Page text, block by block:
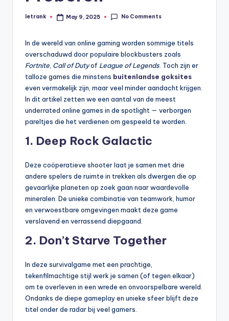
Posted
letrank May 9, 2025 No Comments
In de wereld van online gaming worden sommige titels
overschaduwd door populaire blockbusters zoals
Fortnite Call of Dutyof League of Legends . Toch zijn er
talloze games die minstens buitenlandse goksites
even vermakelijk zijn, maar veel minder aandacht krijgen.
In dit artikel zetten we een aantal van de meest
underrated online games in de spotlight — verborgen
pareltjes die het verdienen om gespeeld te worden.
1. Deep Rock Galactic
Deze coöperatieve shooter laat je samen met drie
andere spelers de ruimte in trekken als dwergen die op
gevaarlijke planeten op zoek gaan naar waardevolle
mineralen. De unieke combinatie van teamwork, humor
en verwoestbare omgevingen maakt deze game
verslavend en verrassend diepgaand.
2. Don’t Starve Together
In deze survivalgame met een prachtige,
tekenfilmachtige stijl werk je samen (of tegen elkaar)
om te overleven in een wrede en onvoorspelbare wereld.
Ondanks de diepe gameplay en unieke sfeer blijft deze
titel onder de radar bij veel gamers.